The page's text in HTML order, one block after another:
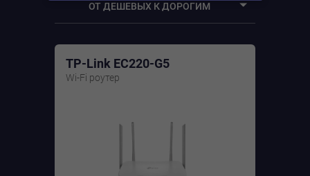
WI-FI РОУТЕРЫ
ОТ ДЕШЕВЫХ К ДОРОГИМ
От дорогих к дешевым
TP-Link EC220-G5
Wi-Fi роутер